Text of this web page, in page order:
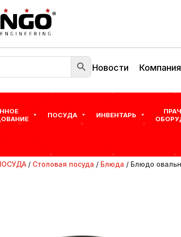
Новости Компания
ПОСУДА ИНВЕНТАРЬ
/ Столовая посуда / Блюда / Блюдо